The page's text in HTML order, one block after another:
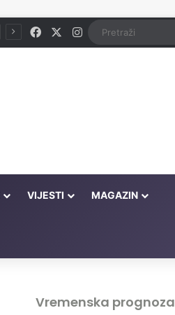
FacebookInstagram
VIJESTI MAGAZIN
Vremenska prognoza